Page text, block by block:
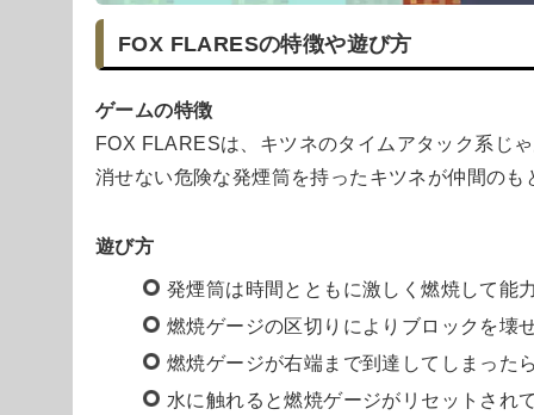
FOX FLARESの特徴や遊び方
ゲームの特徴
FOX FLARESは、キツネのタイムアタック系じ
消せない危険な発煙筒を持ったキツネが仲間のも
遊び方
発煙筒は時間とともに激しく燃焼して能
燃焼ゲージの区切りによりブロックを壊
燃焼ゲージが右端まで到達してしまった
水に触れると燃焼ゲージがリセットされ